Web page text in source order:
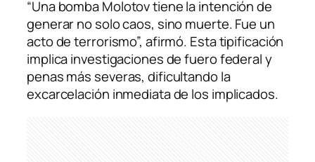
“Una bomba Molotov tiene la intención de
generar no solo caos, sino muerte. Fue un
acto de terrorismo”, afirmó. Esta tipificación
implica investigaciones de fuero federal y
penas más severas, dificultando la
excarcelación inmediata de los implicados.